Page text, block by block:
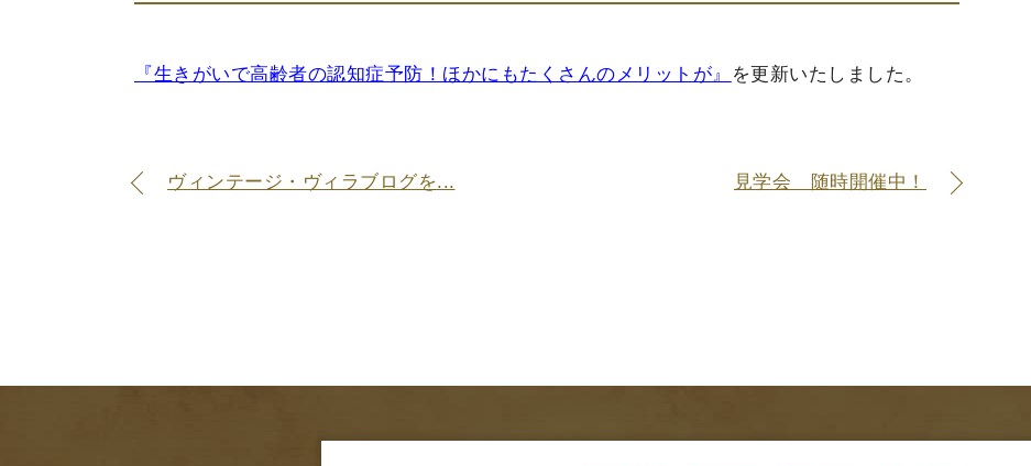
『生きがいで高齢者の認知症予防！ほかにもたくさんのメリットが』 を更新いたしました。
ヴィンテージ・ヴィラブログを... 見学会 随時開催中！